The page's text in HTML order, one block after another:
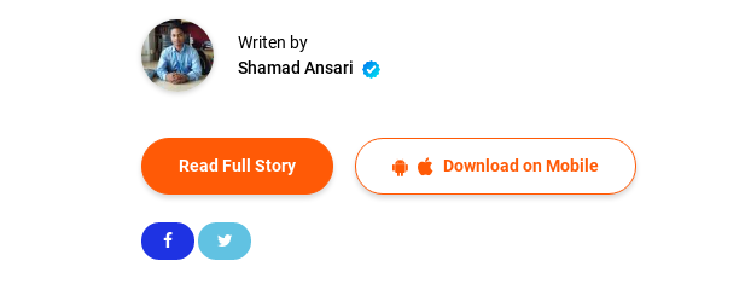
Writen by
Shamad Ansari
Read Full Story Download on Mobile